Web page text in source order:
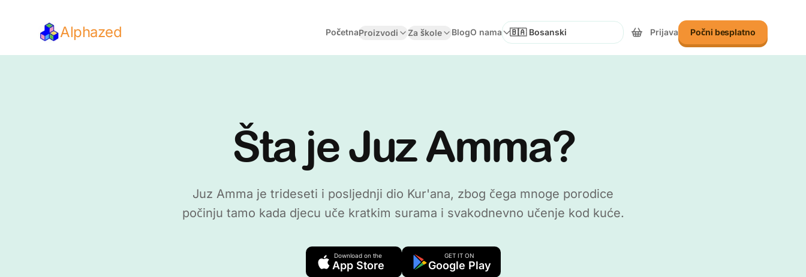
Alphazed PočetnaProizvodi Za škole BlogO nama
Odaberite jezik
Prijava Počni besplatno
Šta je Juz Amma?
Juz Amma je trideseti i posljednji dio Kur'ana, zbog čega mnoge porodice
počinju tamo kada djecu uče kratkim surama i svakodnevno učenje kod kuće.
Download on the
App Store
GET IT ON
Google Play